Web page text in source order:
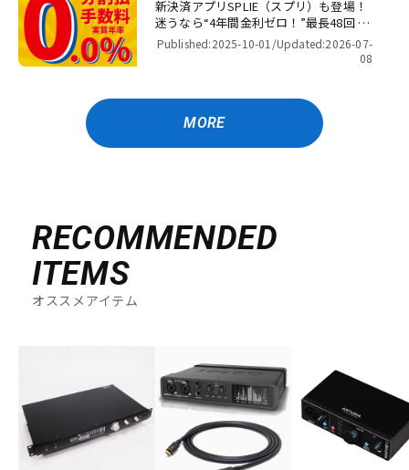
新決済アプリSPLIE（スプリ）も登場！
迷うなら“4年間金利ゼロ！”最長48回 無
金利キャンペーン
Published:2025-10-01/Updated:2026-07-
08
MORE
RECOMMENDED
ITEMS
オススメアイテム